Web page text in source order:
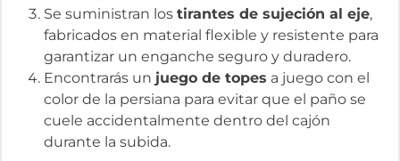
Se suministran lostirantes de sujeción al eje,
fabricados en material flexible y resistente para
garantizar un enganche seguro y duradero.
Encontrarás un juego de topes a juego con el
color de la persiana para evitar que el paño se
cuele accidentalmente dentro del cajón
durante la subida.